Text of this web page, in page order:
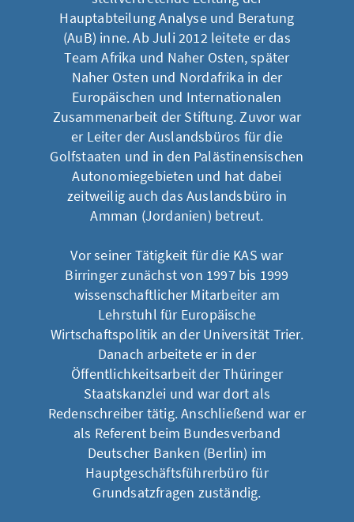
Hauptabteilung Analyse und Beratung
(AuB) inne. Ab Juli 2012 leitete er das
Team Afrika und Naher Osten, später
Naher Osten und Nordafrika in der
Europäischen und Internationalen
Zusammenarbeit der Stiftung. Zuvor war
er Leiter der Auslandsbüros für die
Golfstaaten und in den Palästinensischen
Autonomiegebieten und hat dabei
zeitweilig auch das Auslandsbüro in
Amman (Jordanien) betreut.
Vor seiner Tätigkeit für die KAS war
Birringer zunächst von 1997 bis 1999
wissenschaftlicher Mitarbeiter am
Lehrstuhl für Europäische
Wirtschaftspolitik an der Universität Trier.
Danach arbeitete er in der
Öffentlichkeitsarbeit der Thüringer
Staatskanzlei und war dort als
Redenschreiber tätig. Anschließend war er
als Referent beim Bundesverband
Deutscher Banken (Berlin) im
Hauptgeschäftsführerbüro für
Grundsatzfragen zuständig.